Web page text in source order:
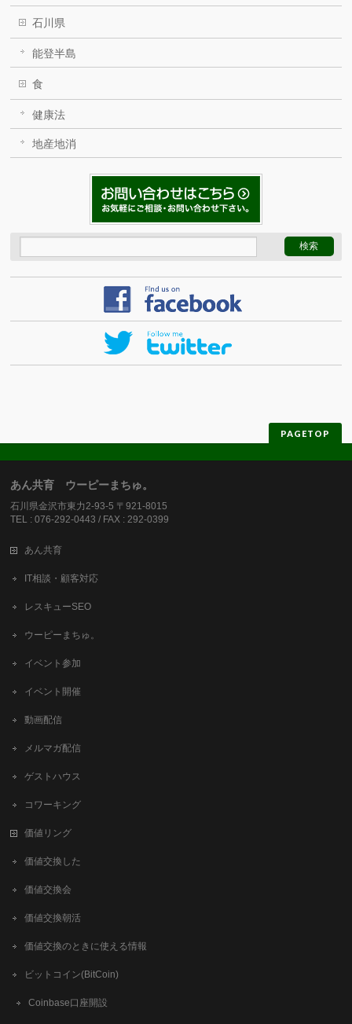
石川県
能登半島
食
健康法
地産地消
PAGETOP
あん共育 ウーピーまちゅ。
石川県金沢市東力2-93-5 〒921-8015
TEL : 076-292-0443 / FAX : 292-0399
あん共育
IT相談・顧客対応
レスキューSEO
ウーピーまちゅ。
イベント参加
イベント開催
動画配信
メルマガ配信
ゲストハウス
コワーキング
価値リング
価値交換した
価値交換会
価値交換朝活
価値交換のときに使える情報
ビットコイン(BitCoin)
Coinbase口座開設